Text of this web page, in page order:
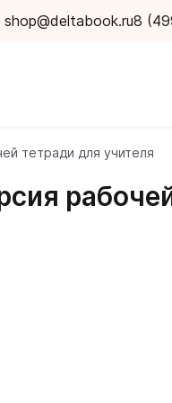
shop@deltabook.ru8
тетради для учителя